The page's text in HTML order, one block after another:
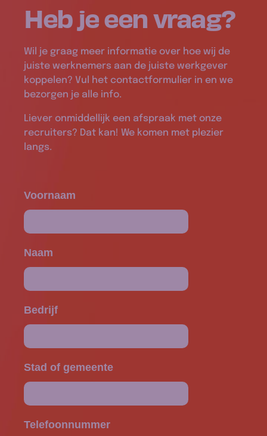
Heb je eenvraag?
Wil je graag meer informatie over hoe wij de
juiste werknemers aan de juiste werkgever
koppelen? Vul het contactformulier in en we
bezorgen je alle info.
Liever onmiddellijk een afspraak met onze
recruiters? Dat kan! We komen met plezier
langs.
Voornaam
Naam
Bedrijf
Stad of gemeente
Telefoonnummer